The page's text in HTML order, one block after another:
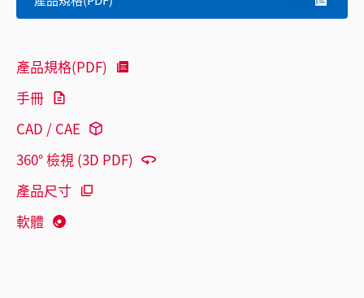
產品規格(PDF)
手冊
CAD / CAE
360° 檢視 (3D PDF)
產品尺寸
軟體